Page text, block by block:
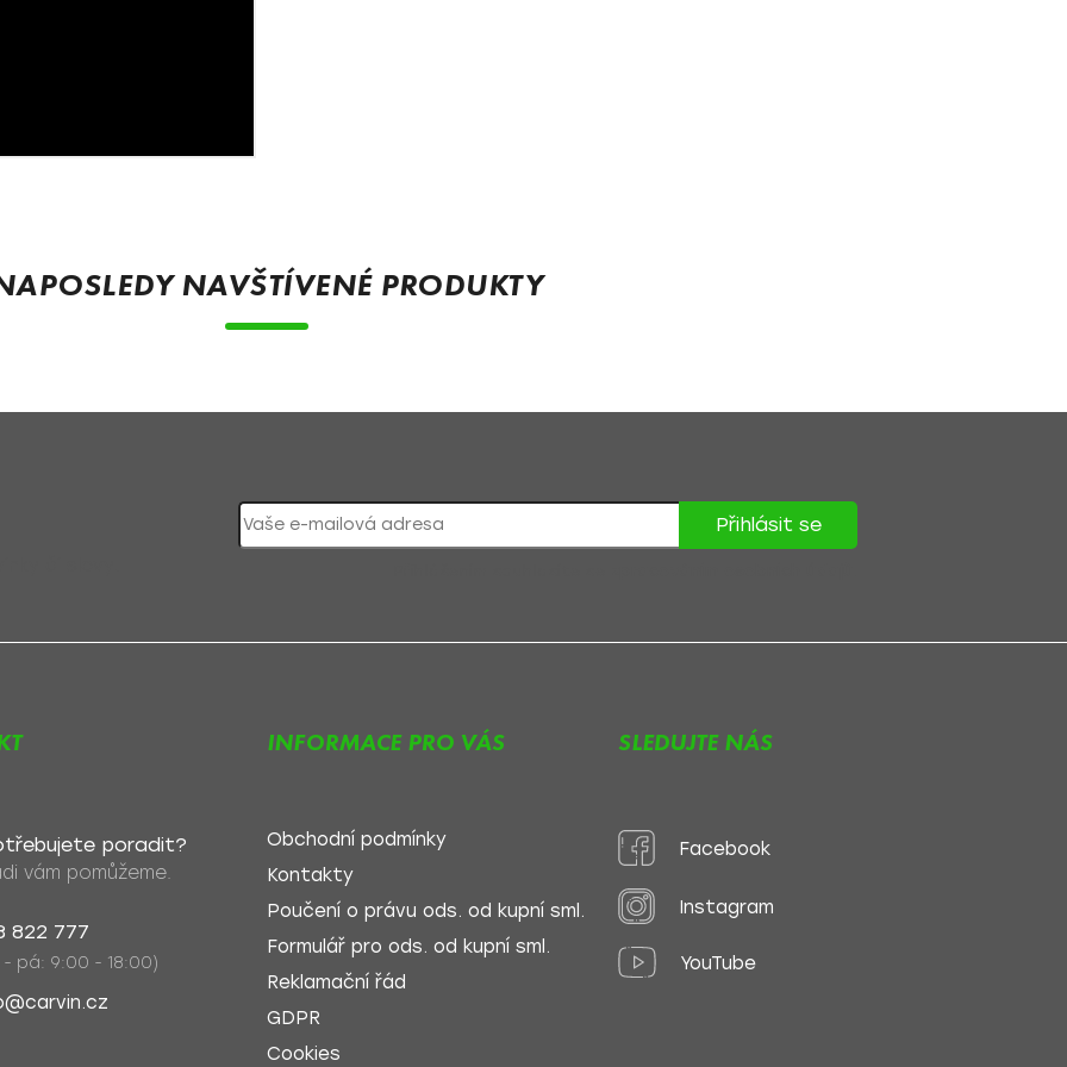
NAVŠTÍVENÉ PRODUKTY
Přihlásit se
poradit?
vám pomůžeme.
822 777
pá: 9:00 - 18:00)
INFORMACE PRO VÁS
Obchodní podmínky
Kontakty
Poučení o právu ods. od kupní sml.
Formulář pro ods. od kupní sml.
Reklamační řád
GDPR
Cookies
SLEDUJTE NÁS
Facebook
Instagram
YouTube